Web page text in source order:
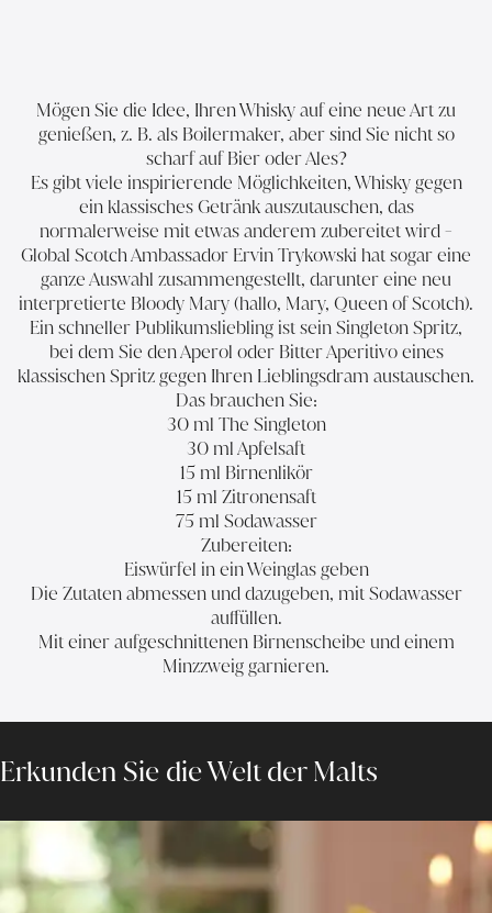
Mögen Sie die Idee, Ihren Whisky auf eine neue Art zu
genießen, z. B. als Boilermaker, aber sind Sie nicht so
scharf auf Bier oder Ales?
Es gibt viele inspirierende Möglichkeiten, Whisky gegen
ein klassisches Getränk auszutauschen, das
normalerweise mit etwas anderem zubereitet wird -
Global Scotch Ambassador Ervin Trykowski hat sogareine
ganze Auswahl zusammengestellt, darunter eine neu
interpretierte Bloody Mary (hallo, Mary, Queen of Scotch).
Ein schneller Publikumsliebling ist sein Singleton Spritz,
bei dem Sie den Aperol oder Bitter Aperitivo eines
klassischen Spritz gegen Ihren Lieblingsdram austauschen.
Das brauchen Sie:
30 ml The Singleton
30 ml Apfelsaft
15 ml Birnenlikör
15 ml Zitronensaft
75 ml Sodawasser
Zubereiten:
Eiswürfel in ein Weinglas geben
Die Zutaten abmessen und dazugeben, mit Sodawasser
auffüllen.
Mit einer aufgeschnittenen Birnenscheibe und einem
Minzzweig garnieren.
Erkunden Sie die Welt der Malts